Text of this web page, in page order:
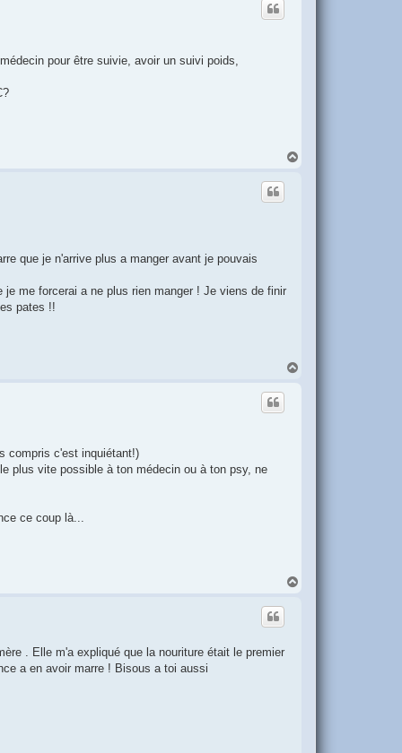
pour être suivie, avoir un suivi poids,
que je n'arrive plus a manger avant je pouvais
me forcerai a ne plus rien manger ! Je viens de finir
pates !!
compris c'est inquiétant!)
plus vite possible à ton médecin ou à ton psy, ne
ce coup là...
. Elle m'a expliqué que la nouriture était le premier
a en avoir marre ! Bisous a toi aussi